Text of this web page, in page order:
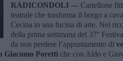
RADICONDOLI — Cartellone
teatrale che trasforma il borgo a
Cecina in una fucina di arte. Nel
della prima settimana del 37°
da non perdere l’appuntamento di
Giacomo Poretti che con Aldo e